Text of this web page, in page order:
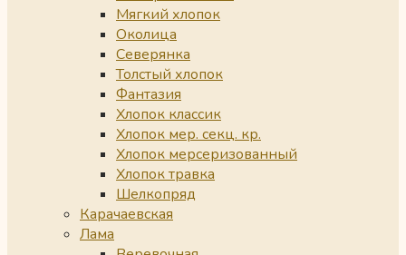
Мягкий хлопок
Околица
Северянка
Толстый хлопок
Фантазия
Хлопок классик
Хлопок мер. секц. кр.
Хлопок мерсеризованный
Хлопок травка
Шелкопряд
Карачаевская
Лама